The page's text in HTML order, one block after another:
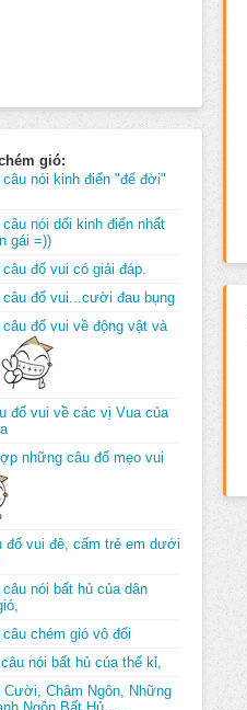
gió:
câu nói kinh điển "để đời"
câu nói dối kinh điển nhất
gái =))
câu đố vui có giải đáp.
câu đố vui...cười đau bụng
câu đố vui về động vật và
đố vui về các vị Vua của
những câu đố mẹo vui
đố vui đê, cấm trẻ em dưới
câu nói bất hủ của dân
câu chém gió vô đối
nói bất hủ của thế kỉ,
Cười, Châm Ngôn, Những